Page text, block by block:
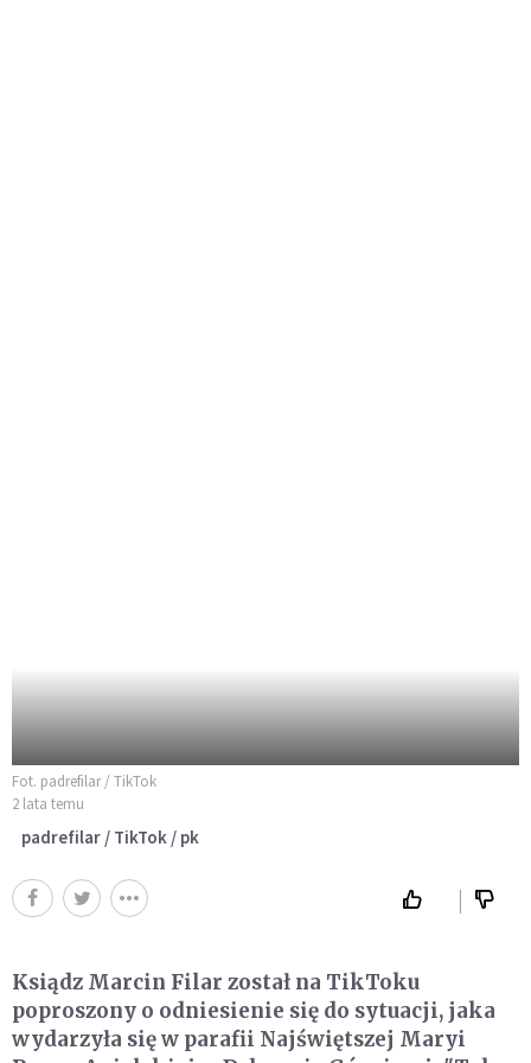
Fot. padrefilar / TikTok
2 lata temu
padrefilar / TikTok / pk
Ksiądz Marcin Filar został na TikToku
poproszony o odniesienie się do sytuacji, jaka
wydarzyła się w parafii Najświętszej Maryi